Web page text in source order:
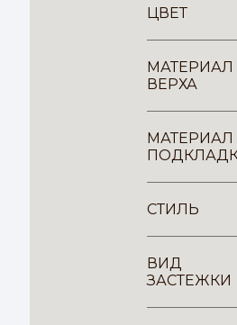
ЦВЕТ
МАТЕРИАЛ
ВЕРХА
МАТЕРИАЛ
СТИЛЬ
ВИД
ЗАСТЕЖКИ